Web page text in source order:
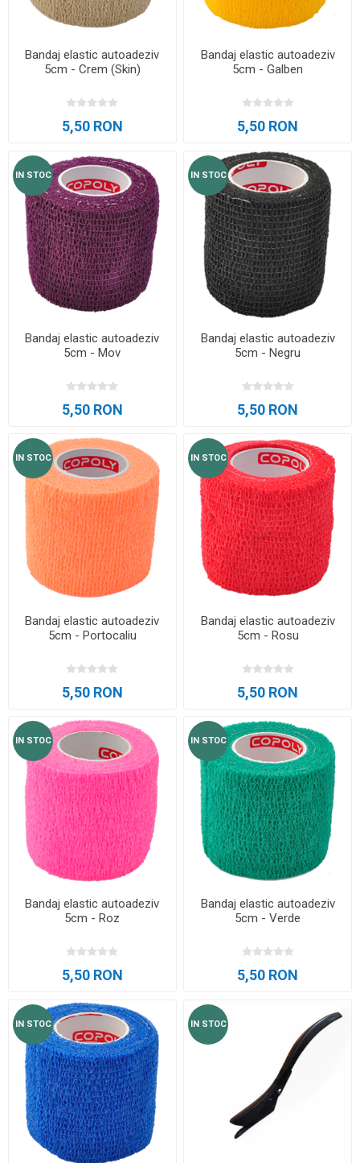
Bandaj elastic autoadeziv
5cm - Crem (Skin)
5,50 RON
Bandaj elastic autoadeziv
5cm - Galben
5,50 RON
IN STOC
Bandaj elastic autoadeziv
5cm - Mov
5,50 RON
IN STOC
Bandaj elastic autoadeziv
5cm - Negru
5,50 RON
IN STOC
Bandaj elastic autoadeziv
5cm - Portocaliu
5,50 RON
IN STOC
Bandaj elastic autoadeziv
5cm - Rosu
5,50 RON
IN STOC
Bandaj elastic autoadeziv
5cm - Roz
5,50 RON
IN STOC
Bandaj elastic autoadeziv
5cm - Verde
5,50 RON
IN STOC IN STOC